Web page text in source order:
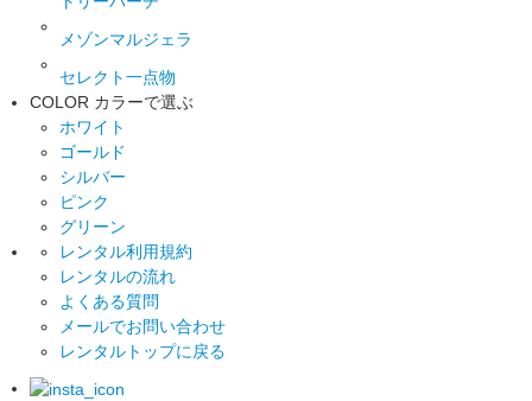
メゾンマルジェラ
セレクト一点物
COLOR カラーで選ぶ
ホワイト
ゴールド
シルバー
ピンク
グリーン
レンタル利用規約
レンタルの流れ
よくある質問
メールでお問い合わせ
レンタルトップに戻る